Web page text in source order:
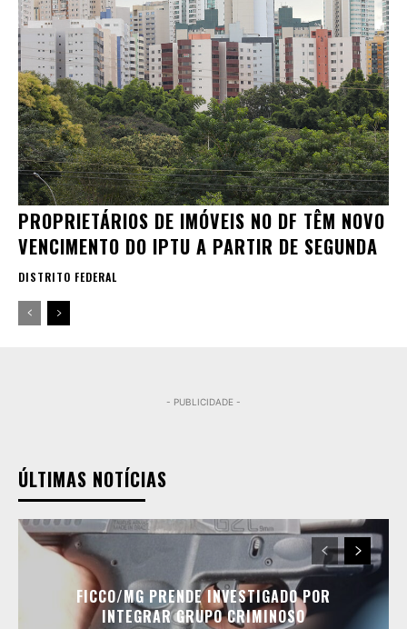
PROPRIETÁRIOS DE IMÓVEIS NO DF TÊM NOVO
VENCIMENTO DO IPTU A PARTIR DE SEGUNDA
DISTRITO FEDERAL
- PUBLICIDADE -
ÚLTIMAS NOTÍCIAS
FICCO/MG PRENDE INVESTIGADO POR
INTEGRAR GRUPO CRIMINOSO